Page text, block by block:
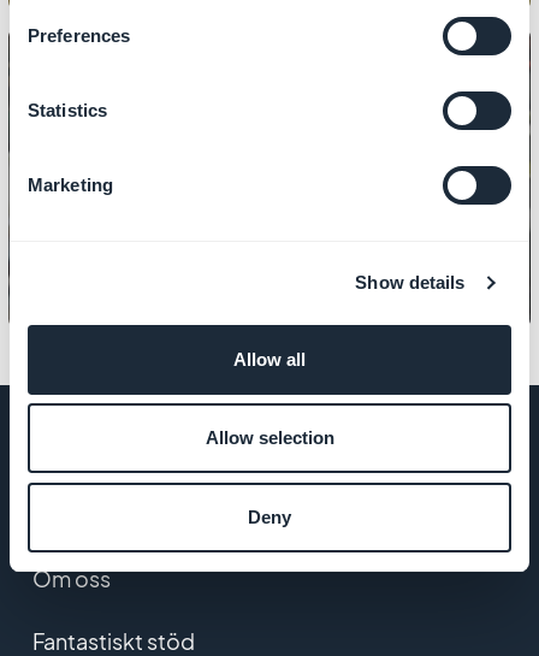
Preferences
Statistics
Marketing
Show details
Allow all
Allow selection
Deny
Om oss
Fantastiskt stöd